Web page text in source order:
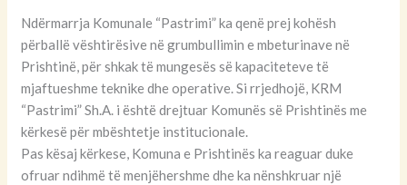
Ndërmarrja Komunale “Pastrimi” ka qenë prej kohësh
përballë vështirësive në grumbullimin e mbeturinave në
Prishtinë, për shkak të mungesës së kapaciteteve të
mjaftueshme teknike dhe operative. Si rrjedhojë, KRM
“Pastrimi” Sh.A. i është drejtuar Komunës së Prishtinës me
kërkesë për mbështetje institucionale.
Pas kësaj kërkese, Komuna e Prishtinës ka reaguar duke
ofruar ndihmë të menjëhershme dhe ka nënshkruar një